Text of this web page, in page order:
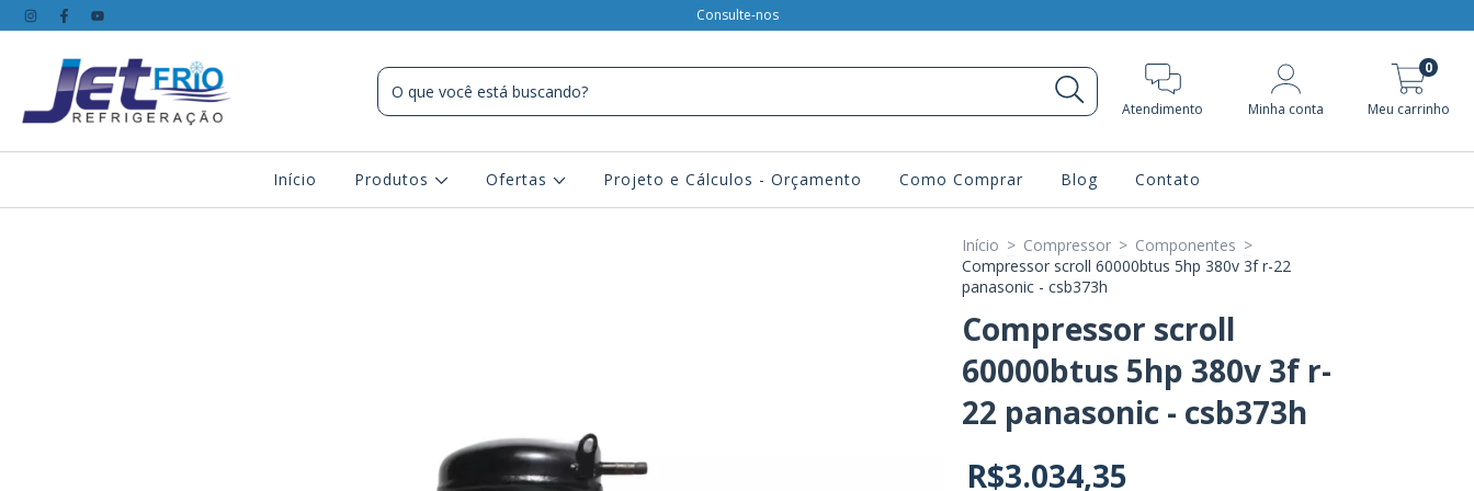
Consulte-nos
Atendimento Minha conta Meu carrinho
0
Início Produtos Ofertas Projeto e Cálculos - Orçamento Como Comprar Blog Contato
Início > Compressor > Componentes >
Compressor scroll 60000btus 5hp 380v 3f r-22
panasonic - csb373h
Compressor scroll
60000btus 5hp 380v 3f r-
22 panasonic - csb373h
R$3.034,35